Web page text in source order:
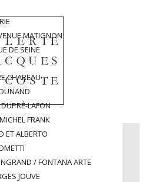
MATIGNON
DE SEINE
CHAREAU
LAFON
FRANK
ET ALBERTO
/ FONTANA ARTE
JOUVE